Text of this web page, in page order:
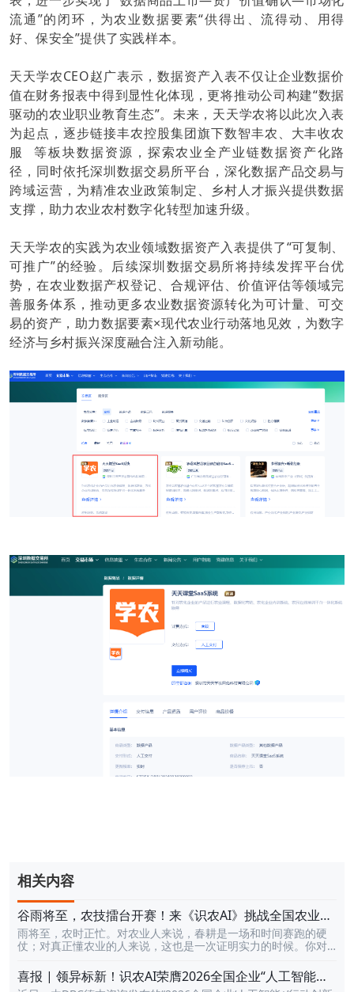
流通”的闭环，为农业数据要素“供得出、流得动、用得
好、保安全”提供了实践样本。
天天学农CEO赵广表示，数据资产入表不仅让企业数据价
值在财务报表中得到显性化体现，更将推动公司构建“数据
驱动的农业职业教育生态”。未来，天天学农将以此次入表
为起点，逐步链接丰农控股集团旗下数智丰农、 大丰收农
服
等板块数据资源，探索农业全产业链数据资产化路
径，同时依托深圳数据交易所平台，深化数据产品交易与
跨域运营，为精准农业政策制定、乡村人才振兴提供数据
支撑，助力农业农村数字化转型加速升级。
天天学农的实践为农业领域数据资产入表提供了“可复制、
可推广”的经验。后续深圳数据交易所将持续发挥平台优
势，在农业数据产权登记、合规评估、价值评估等领域完
善服务体系，推动更多农业数据资源转化为可计量、可交
易的资产，助力数据要素×现代农业行动落地见效，为数字
经济与乡村振兴深度融合注入新动能。
相关内容
谷雨将至，农技擂台开赛！来《识农AI》挑战全国农业高
手农业技术，赢每周豪礼与万元大奖
雨将至，农时正忙。对农业人来说，春耕是一场和时间赛跑的硬
仗；对真正懂农业的人来说，这也是一次证明实力的时候。你对
农业、作物种植这些内容，到底有多熟？你敢不敢和全国农业人
同台较量，打一场真正的农技擂台？现在，机会来了。《识农AI·
喜报 | 领异标新！识农AI荣膺2026全国企业“人工智能